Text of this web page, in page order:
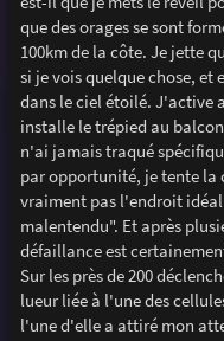
que des orages se sont
100km de la côte. Je jette
si je vois quelque chose, et
dans le ciel étoilé. J'active
installe le trépied au
n'ai jamais traqué
par opportunité, je tente la
vraiment pas l'endroit
malentendu". Et après
défaillance est
Sur les près de 200
lueur liée à l'une des
l'une d'elle a attiré mon